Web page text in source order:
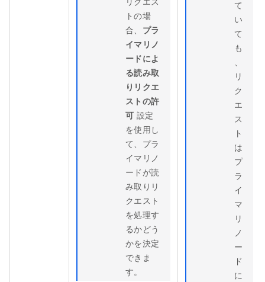
トの場
合、 プラ
イマリノ
ードによ
る読み取
りリクエ
ストの許
可 設定
を使用し
て、プラ
イマリノ
ードが読
み取りリ
クエスト
を処理す
るかどう
かを決定
できま
す。
て
い
て
も
、
リ
ク
エ
ス
ト
は
プ
ラ
イ
マ
リ
ノ
ー
ド
に